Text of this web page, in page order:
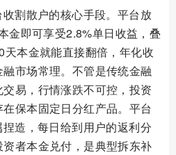
割散户的核心手段。平台放
金即可享受2.8%单日收益，叠
本金就能直接翻倍，年化收
市场常理。不管是传统金融
易，行情涨跌不可控，投资
保本固定日分红产品。平台
造，每日给到用户的返利分
者本金兑付，是典型拆东补